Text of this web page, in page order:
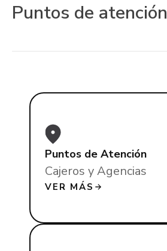
Puntos de atención
Puntos de Atención
Cajeros y Agencias
VER MÁS